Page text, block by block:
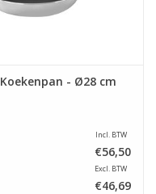
Koekenpan - Ø28 cm
Incl. BTW
€56,50
Excl. BTW
€46,69